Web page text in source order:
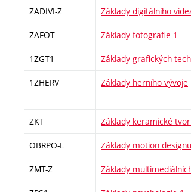
ZADIVI-Z Základy digitálního
ZAFOT Základy fotografie 1
1ZGT1 Základy grafických
1ZHERV Základy herního vývoje
ZKT Základy keramické
OBRPO-L Základy motion designu
ZMT-Z Základy